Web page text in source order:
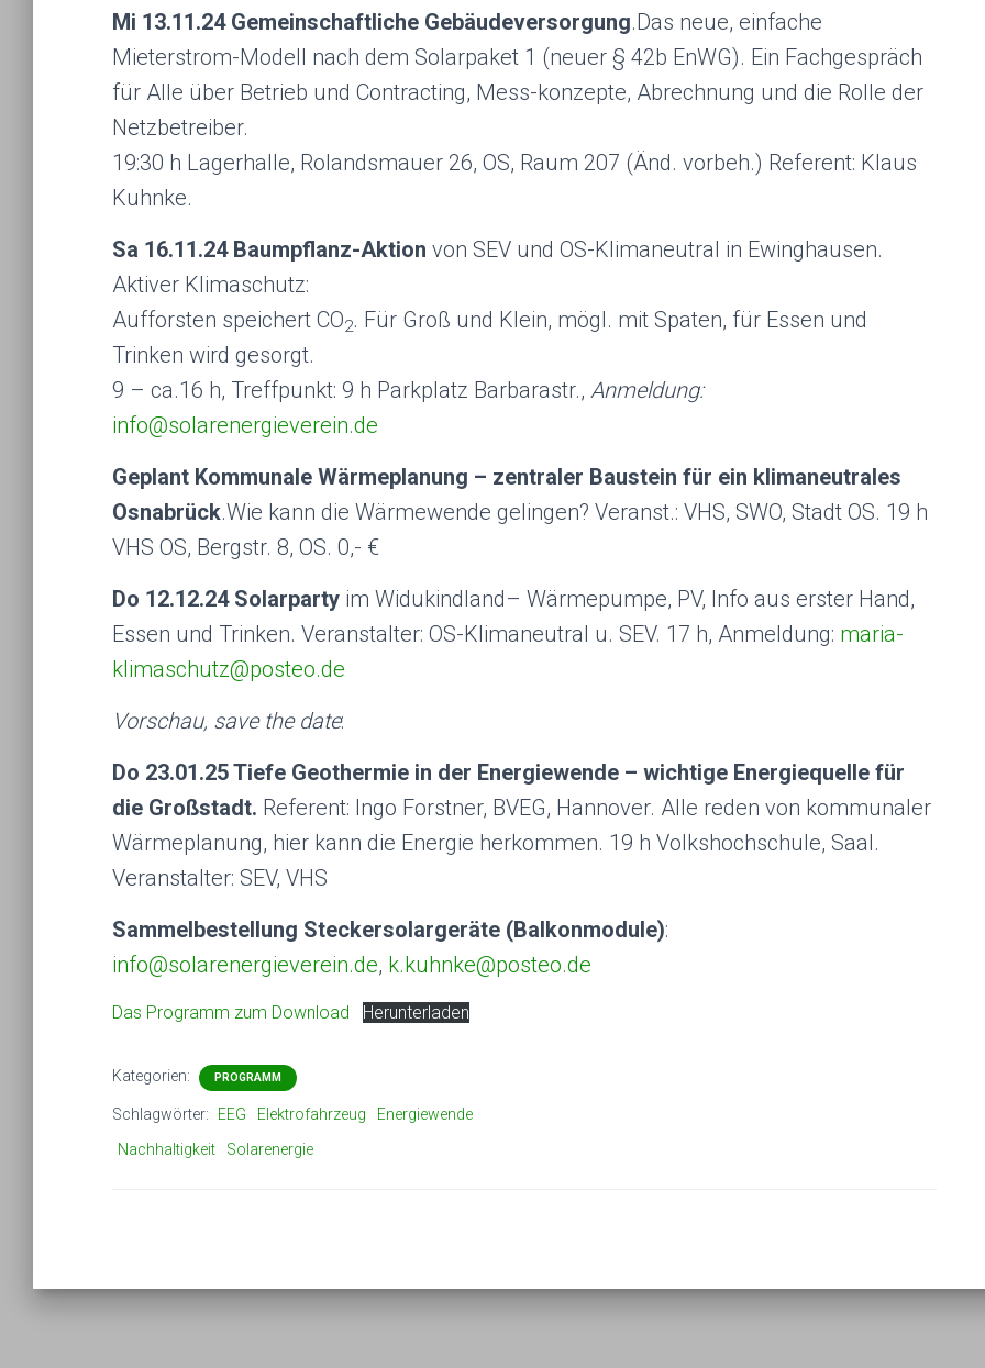
Mi 13.11.24 Gemein­schaftliche Gebäudeversorgung.Das neue, einfache
Mieterstrom-Modell nach dem Solarpaket 1 (neuer § 42b EnWG). Ein Fachgespräch
für Alle über Betrieb und Contracting, Mess-konzepte, Abrechnung und die Rolle der
Netzbetreiber.
19:30 h Lagerhalle, Rolandsmauer 26, OS, Raum 207 (Änd. vorbeh.) Referent: Klaus
Kuhnke.
Sa 16.11.24 Baumpflanz-Aktion von SEV und OS-Klimaneutral in Ewinghausen.
Aktiver Klimaschutz:
Aufforsten speichert CO2. Für Groß und Klein, mögl. mit Spaten, für Essen und
Trinken wird gesorgt.
9 – ca.16 h, Treffpunkt: 9 h Parkplatz Barbarastr., Anmeldung:
info@solarenergieverein.de
Geplant Kommunale Wärmeplanung – zentraler Baustein für ein klimaneutrales
Osnabrück.Wie kann die Wärmewende gelingen? Veranst.: VHS, SWO, Stadt OS. 19 h
VHS OS, Bergstr. 8, OS. 0,- €
Do 12.12.24 Solarparty im Widukindland– Wärmepumpe, PV, Info aus erster Hand,
Essen und Trinken. Veranstalter: OS-Klimaneutral u. SEV. 17 h, Anmeldung: maria-
klimaschutz@posteo.de
Vorschau, save the date:
Do 23.01.25 Tiefe Geothermie in der Energiewende – wichtige Energiequelle für
die Großstadt. Referent: Ingo Forstner, BVEG, Hannover. Alle reden von kommunaler
Wärmeplanung, hier kann die Energie herkommen. 19 h Volkshochschule, Saal.
Veranstalter: SEV, VHS
Sammelbestellung Steckersolargeräte (Balkonmodule):
info@solarenergieverein.de, k.kuhnke@posteo.de
Das Programm zum Download Herunterladen
Kategorien: PROGRAMM
Schlagwörter: EEG Elektrofahrzeug
Energiewende
Nachhaltigkeit
Solarenergie